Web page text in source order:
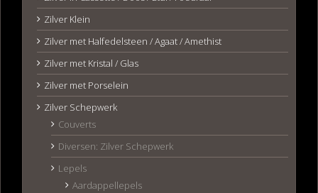
Zilver Klein
Zilver met Halfedelsteen / Agaat / Amethist
Zilver met Kristal / Glas
Zilver met Porselein
Zilver Schepwerk
Couverts
Diversen: Zilver Schepwerk
Lepels
Aardappellepels